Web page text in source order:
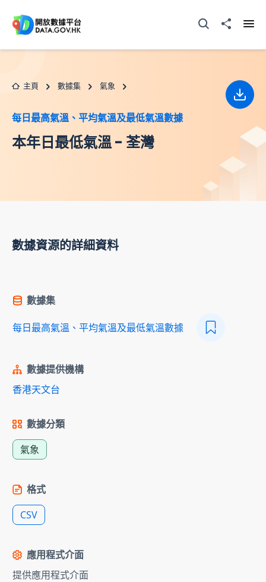
打開搜尋器分享至
主頁 數據集 氣象
每日最高氣溫、平均氣溫及最低氣溫數據
本年日最低氣溫 - 荃灣
下載
數據資源的詳細資料
數據集
每日最高氣溫、平均氣溫及最低氣溫數據
數據提供機構
香港天文台
數據分類
氣象
格式
CSV
應用程式介面
提供應用程式介面